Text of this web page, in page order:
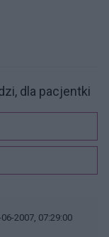
dla pacjentki
06-2007, 07:29:00